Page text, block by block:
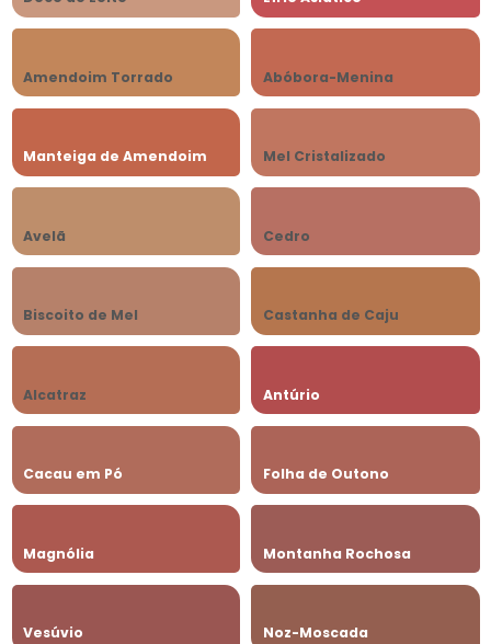
Amendoim Torrado Abóbora-Menina
Manteiga de Amendoim Mel Cristalizado
Avelã Cedro
Biscoito de Mel Castanha de Caju
Alcatraz Antúrio
Cacau em Pó Folha de Outono
Magnólia Montanha Rochosa
Vesúvio Noz-Moscada